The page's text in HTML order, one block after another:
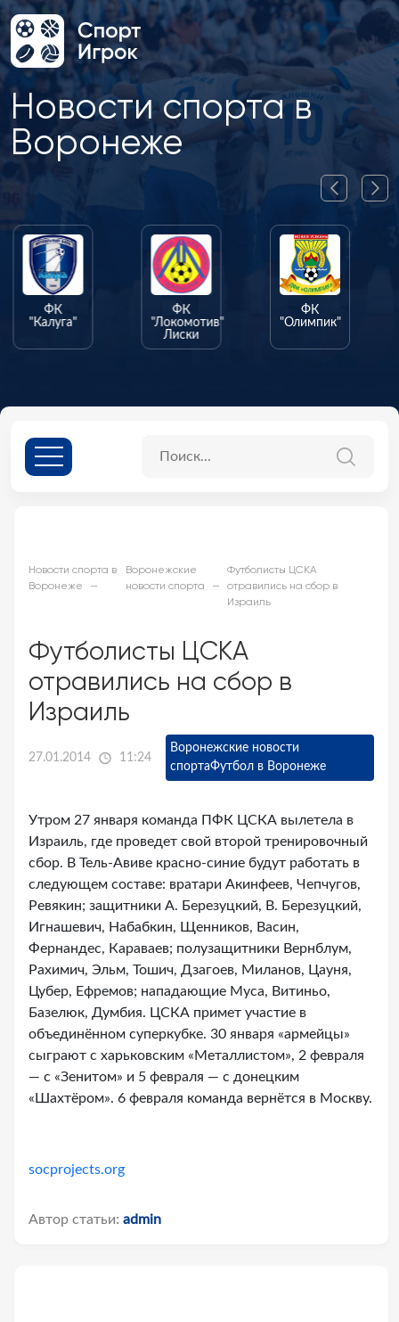
Новости спорта в
Воронеже
ФК
"Калуга"
ФК
"Локомотив"
Лиски
ФК
"Олимпик"
Новости спорта в
Воронеже
Воронежские
новости спорта
Футболисты ЦСКА
отравились на сбор в
Израиль
Футболисты ЦСКА
отравились на сбор в
Израиль
27.01.2014 11:24
Воронежские новости
спортаФутбол в Воронеже
Утром 27 января команда ПФК ЦСКА вылетела в
Израиль, где проведет свой второй тренировочный
сбор. В Тель-Авиве красно-синие будут работать в
следующем составе: вратари Акинфеев, Чепчугов,
Ревякин; защитники А. Березуцкий, В. Березуцкий,
Игнашевич, Набабкин, Щенников, Васин,
Фернандес, Караваев; полузащитники Вернблум,
Рахимич, Эльм, Тошич, Дзагоев, Миланов, Цауня,
Цубер, Ефремов; нападающие Муса, Витиньо,
Базелюк, Думбия. ЦСКА примет участие в
объединённом суперкубке. 30 января «армейцы»
сыграют с харьковским «Металлистом», 2 февраля
— с «Зенитом» и 5 февраля — с донецким
«Шахтёром». 6 февраля команда вернётся в Москву.
socprojects.org
Автор статьи: admin